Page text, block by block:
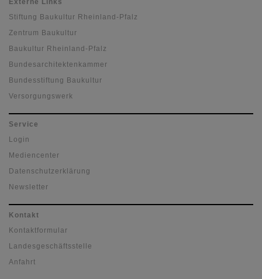
Stiftung Baukultur Rheinland-Pfalz
Zentrum Baukultur
Baukultur Rheinland-Pfalz
Bundesarchitektenkammer
Bundesstiftung Baukultur
Versorgungswerk
Service
Login
Mediencenter
Datenschutzerklärung
Newsletter
Kontakt
Kontaktformular
Landesgeschäftsstelle
Anfahrt